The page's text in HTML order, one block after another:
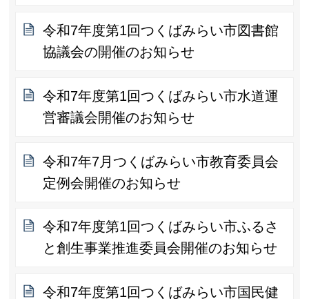
令和7年度第1回つくばみらい市図書館
協議会の開催のお知らせ
令和7年度第1回つくばみらい市水道運
営審議会開催のお知らせ
令和7年7月つくばみらい市教育委員会
定例会開催のお知らせ
令和7年度第1回つくばみらい市ふるさ
と創生事業推進委員会開催のお知らせ
令和7年度第1回つくばみらい市国民健